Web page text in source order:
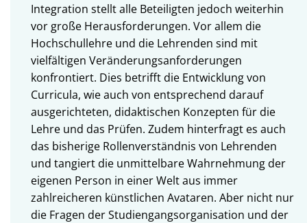
Integration stellt alle Beteiligten jedoch weiterhin
vor große Herausforderungen. Vor allem die
Hochschullehre und die Lehrenden sind mit
vielfältigen Veränderungsanforderungen
konfrontiert. Dies betrifft die Entwicklung von
Curricula, wie auch von entsprechend darauf
ausgerichteten, didaktischen Konzepten für die
Lehre und das Prüfen. Zudem hinterfragt es auch
das bisherige Rollenverständnis von Lehrenden
und tangiert die unmittelbare Wahrnehmung der
eigenen Person in einer Welt aus immer
zahlreicheren künstlichen Avataren. Aber nicht nur
die Fragen der Studiengangsorganisation und der